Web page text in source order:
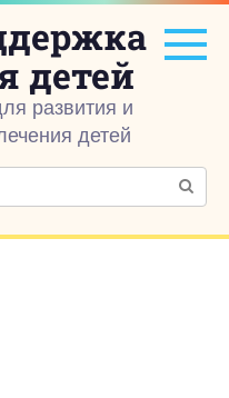
детей
развития и
детей